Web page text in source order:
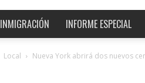
y
el
Mundo
INMIGRACIÓN INFORME ESPECIAL
Local Nueva York abrirá dos nuevos